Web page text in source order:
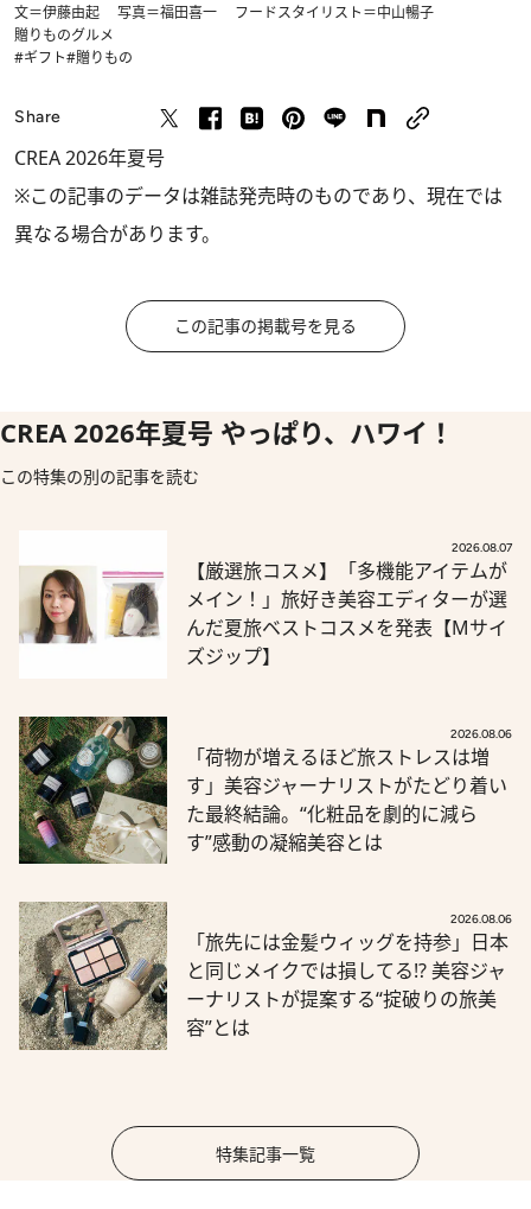
文＝伊藤由起 写真＝福田喜一 フードスタイリスト＝中山暢子
贈りものグルメ
#ギフト#贈りもの
Share
CREA 2026年夏号
※この記事のデータは雑誌発売時のものであり、現在では
異なる場合があります。
この記事の掲載号を見る
CREA 2026年夏号 やっぱり、ハワイ！
この特集の別の記事を読む
2026.08.07
【厳選旅コスメ】「多機能アイテムが
メイン！」旅好き美容エディターが選
んだ夏旅ベストコスメを発表【Mサイ
ズジップ】
2026.08.06
「荷物が増えるほど旅ストレスは増
す」美容ジャーナリストがたどり着い
た最終結論。“化粧品を劇的に減ら
す”感動の凝縮美容とは
2026.08.06
「旅先には金髪ウィッグを持参」日本
と同じメイクでは損してる!? 美容ジャ
ーナリストが提案する“掟破りの旅美
容”とは
特集記事一覧